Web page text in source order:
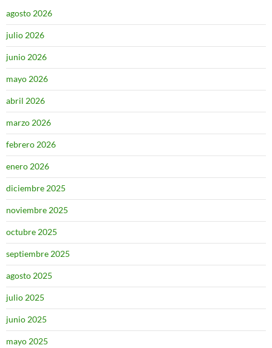
agosto 2026
julio 2026
junio 2026
mayo 2026
abril 2026
marzo 2026
febrero 2026
enero 2026
diciembre 2025
noviembre 2025
octubre 2025
septiembre 2025
agosto 2025
julio 2025
junio 2025
mayo 2025